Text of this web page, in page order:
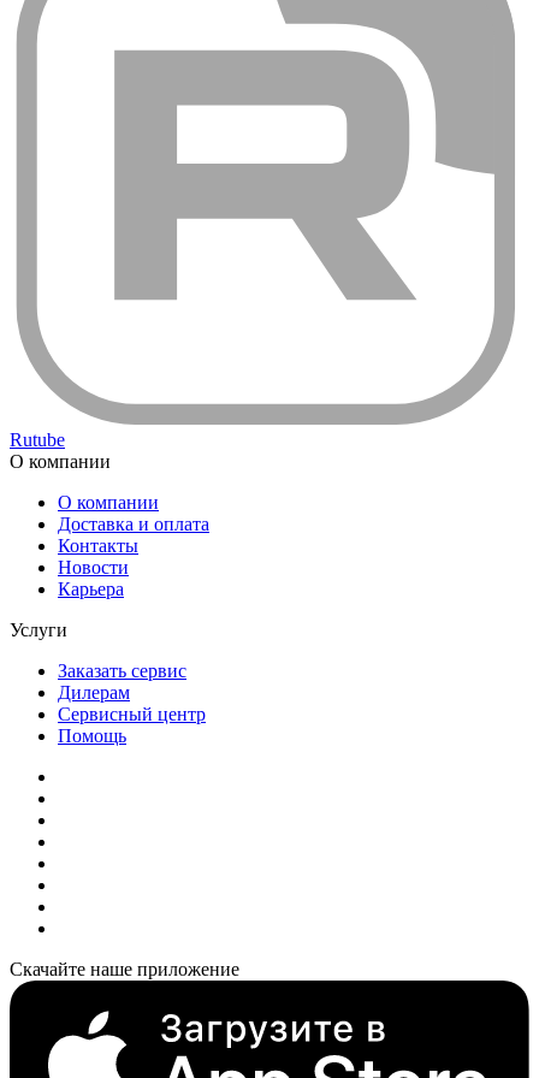
Rutube
О компании
О компании
Доставка и оплата
Контакты
Новости
Карьера
Услуги
Заказать сервис
Дилерам
Сервисный центр
Помощь
Скачайте наше приложение